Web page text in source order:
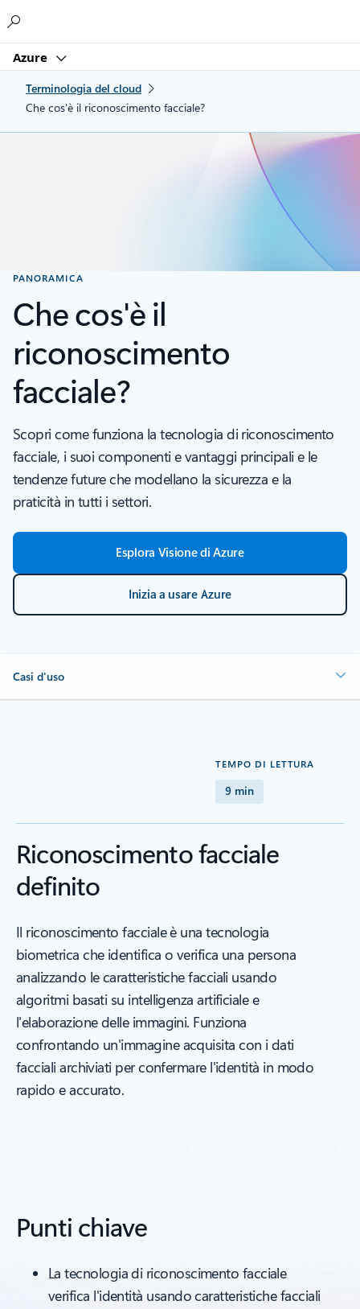
Azure
Terminologia del cloud
Che cos'è il riconoscimento facciale?
PANORAMICA
Che cos'è il
riconoscimento
facciale?
Scopri come funziona la tecnologia di riconoscimento
facciale, i suoi componenti e vantaggi principali e le
tendenze future che modellano la sicurezza e la
praticità in tutti i settori.
Esplora Visione di Azure
Inizia a usare Azure
Casi d'uso
TEMPO DI LETTURA
9 min
Riconoscimento facciale
definito
Il riconoscimento facciale è una tecnologia
biometrica che identifica o verifica una persona
analizzando le caratteristiche facciali usando
algoritmi basati su intelligenza artificiale e
l'elaborazione delle immagini. Funziona
confrontando un'immagine acquisita con i dati
facciali archiviati per confermare l'identità in modo
rapido e accurato.
Punti chiave
La tecnologia di riconoscimento facciale
verifica l'identità usando caratteristiche facciali